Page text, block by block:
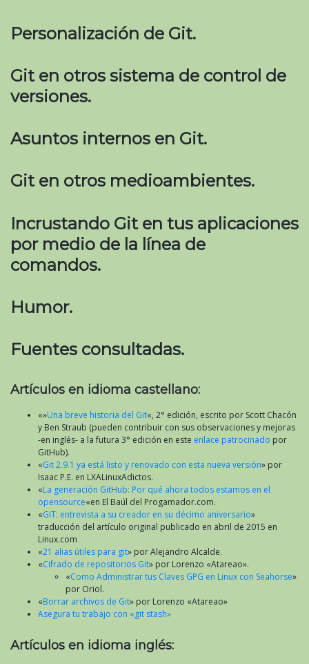
Personalización de Git.
Git en otros sistema de control de
versiones.
Asuntos internos en Git.
Git en otros medioambientes.
Incrustando Git en tus aplicaciones
por medio de la línea de
comandos.
Humor.
Fuentes consultadas.
Artículos en idioma castellano:
«»Una breve historia del Git«, 2° edición, escrito por Scott Chacón
y Ben Straub (pueden contribuir con sus observaciones y mejoras
-en inglés- a la futura 3° edición en este enlace patrocinado por
GitHub).
«Git 2.9.1 ya está listo y renovado con esta nueva versión» por
Isaac P.E. en LXALinuxAdictos.
«La generación GitHub: Por qué ahora todos estamos en el
opensource«en El Baúl del Progamador.com.
«GIT: entrevista a su creador en su décimo aniversario»
traducción del artículo original publicado en abril de 2015 en
Linux.com
«21 alias útiles para git» por Alejandro Alcalde.
«Cifrado de repositorios Git» por Lorenzo «Atareao».
«Como Administrar tus Claves GPG en Linux con Seahorse»
por Oriol.
«Borrar archivos de Git» por Lorenzo «Atareao»
Asegura tu trabajo con «git stash»
Artículos en idioma inglés: